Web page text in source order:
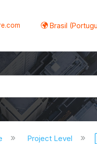
Brasil
Project Level